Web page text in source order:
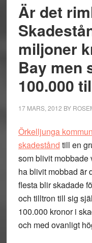
Är det
miljoner
Bay men
100.000
17 MARS, 2012 BY
Örkelljunga
skadestånd till en
som blivit mobbade
ha blivit mobbad är
flesta blir skadade
och tilltron till sig
100.000 kronor i
och med ovanligt